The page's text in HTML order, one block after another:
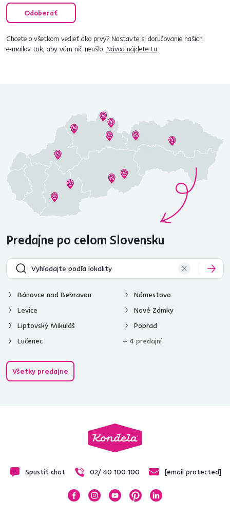
Odoberať
Chcete o všetkom vedieť ako prvý? Nastavte si doručovanie našich
e‑mailov tak, aby vám nič neušlo. Návod nájdete tu.
Predajne po celom Slovensku
Bánovce nad Bebravou
Levice
Liptovský Mikuláš
Lučenec
Námestovo
Nové Zámky
Poprad
+ 4 predajní
Všetky predajne
Spustiť chat 02/ 40 100 100 [email protected]